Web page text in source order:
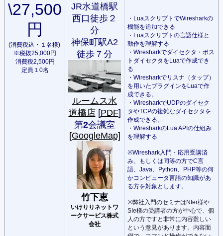
\27,500
円
(消費税込・１名様)
※税抜25,000円
消費税2,500円
定員１0名
JR水道橋駅
西口徒歩２
分
神保町駅A2
徒歩７分
ルームス水
道橋店[PDF]
第2会議室
[GoogleMap]
竹下恵
いけりりネットワ
ークサービス株式
会社
・LuaスクリプトでWiresharkの
機能を追加できる
・Luaスクリプトの言語仕様と
動作を理解する
・Wiresharkでダイセクタ・ポス
トダイセクタをLuaで作成でき
る
・Wiresharkでリスナ（タップ）
を用いたプラグインをLuaで作
成できる。
・WiresharkでUDPのダイセク
タやTCPの複雑なダイセクタを
作成できる。
・WiresharkのLua APIの仕組み
を理解する
※Wireshark入門・応用受講済
み、もしくは同等の方でC言
語、Java、Python、PHP等の何
かコンピュータ言語の知識があ
る方を対象とします。
※弊社入門のセミナはNIer様や
SIe様の受講者の方が中心で、個
人の方ですと非常に内容難しい
という意見があります。内容面